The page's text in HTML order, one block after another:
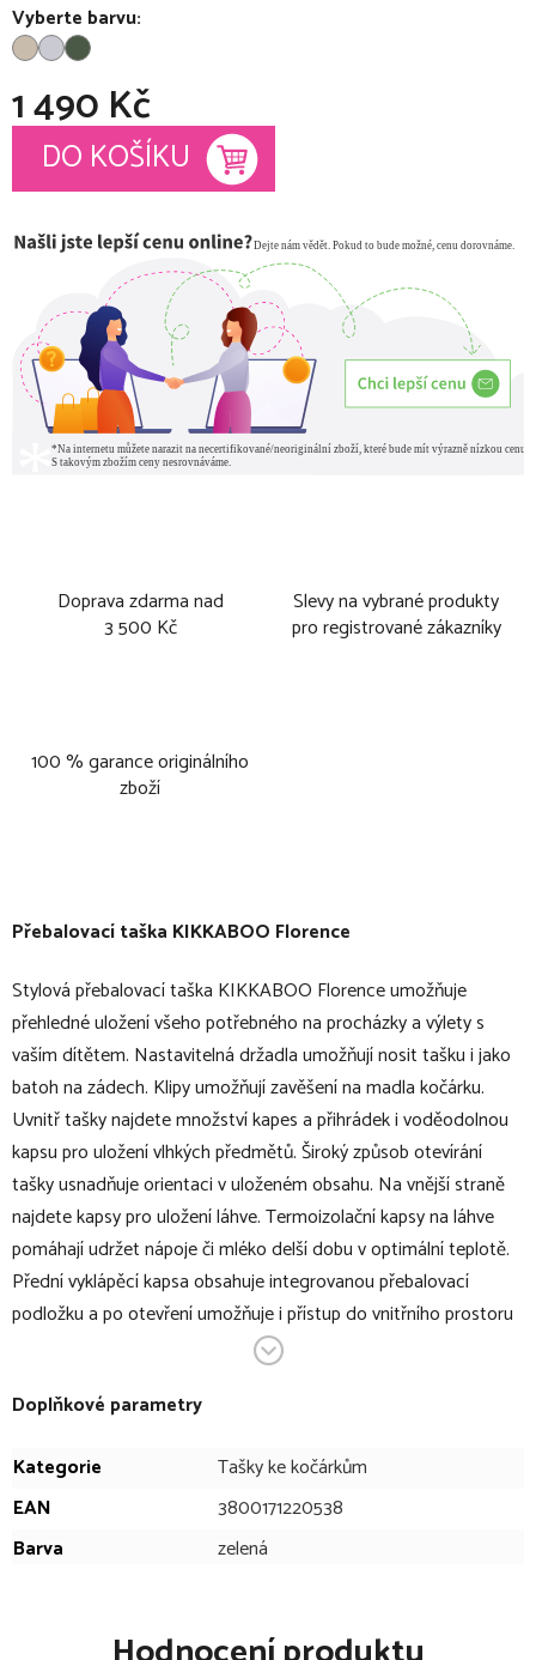
Vyberte barvu:
1 490 Kč
Měrná cena:
DO KOŠÍKU
Doprava zdarma nad
3 500 Kč
Slevy na vybrané produkty
pro registrované zákazníky
100 % garance originálního
zboží
Přebalovací taška KIKKABOO Florence
Stylová přebalovací taška KIKKABOO Florence umožňuje
přehledné uložení všeho potřebného na procházky a výlety s
vaším dítětem. Nastavitelná držadla umožňují nosit tašku i jako
batoh na zádech. Klipy umožňují zavěšení na madla kočárku.
Uvnitř tašky najdete množství kapes a přihrádek i voděodolnou
kapsu pro uložení vlhkých předmětů. Široký způsob otevírání
tašky usnadňuje orientaci v uloženém obsahu. Na vnější straně
najdete kapsy pro uložení láhve. Termoizolační kapsy na láhve
pomáhají udržet nápoje či mléko delší dobu v optimální teplotě.
Přední vyklápěcí kapsa obsahuje integrovanou přebalovací
podložku a po otevření umožňuje i přístup do vnitřního prostoru
V bodech:
přebalovací taška
tašku je možné zavěsit na kočárek, nasadit na rukojeť
umožňuje přehledné uložení všeho potřebného na
Doplňkové parametry
Kategorie
Tašky ke kočárkům
EAN
3800171220538
Barva
zelená